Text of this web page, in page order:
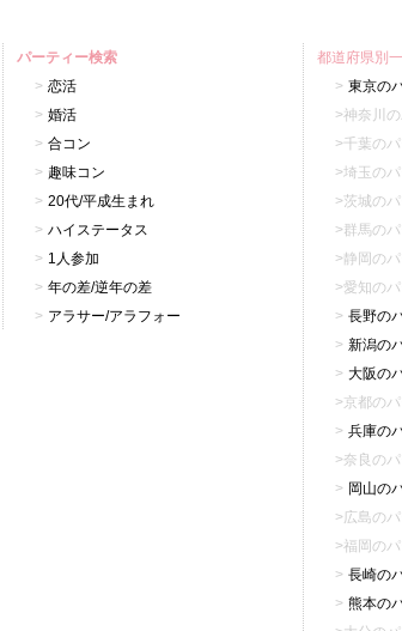
パーティー検索
恋活
婚活
合コン
趣味コン
20代/平成生まれ
ハイステータス
1人参加
年の差/逆年の差
アラサー/アラフォー
都道府県別
東京の
神奈川
千葉の
埼玉の
茨城の
群馬の
静岡の
愛知の
長野の
新潟の
大阪の
京都の
兵庫の
奈良の
岡山の
広島の
福岡の
長崎の
熊本の